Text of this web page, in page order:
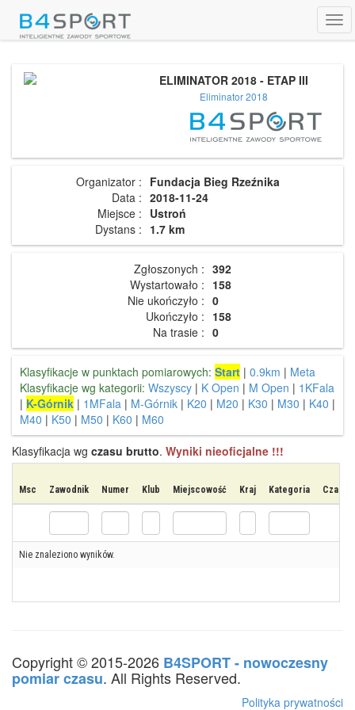
ELIMINATOR 2018 - ETAP III
Eliminator 2018
Organizator : Fundacja Bieg Rzeźnika
Data : 2018-11-24
Miejsce : Ustroń
Dystans : 1.7 km
Zgłoszonych : 392
Wystartowało : 158
Nie ukończyło : 0
Ukończyło : 158
Na trasie : 0
Klasyfikacje w punktach pomiarowych: Start | 0.9km | Meta
Klasyfikacje wg kategorii: Wszyscy | K Open | M Open | 1KFala
| K-Górnik | 1MFala | M-Górnik | K20 | M20 | K30 | M30 | K40 |
M40 | K50 | M50 | K60 | M60
Klasyfikacja wg czasu brutto. Wyniki nieoficjalne !!!
Msc Zawodnik Numer Klub Miejscowość Kraj Kategoria Czas
Nie znaleziono wyników.
Copyright © 2015-2026 B4SPORT - nowoczesny
pomiar czasu. All Rights Reserved.
Polityka prywatności